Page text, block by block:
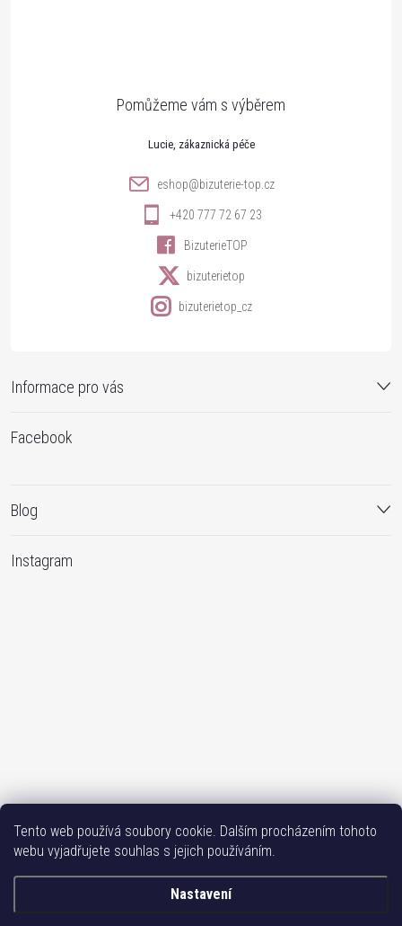
Tento web používá soubory cookie. Dalším procházením tohoto
webu vyjadřujete souhlas s jejich používáním.
Nastavení
Informace pro vás
Lucie
eshop@bizuterie-top.cz
+420 777 72 67 23
BizuterieTOP
bizuterietop
bizuterietop_cz
Facebook
Blog
Instagram